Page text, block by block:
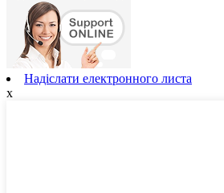
Надіслати електронного листа
x